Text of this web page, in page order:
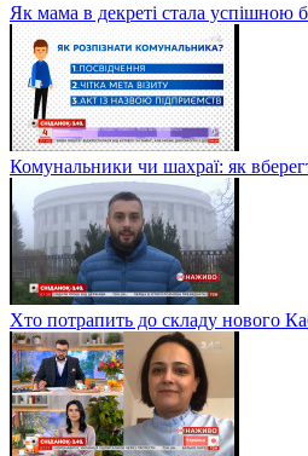
Як мама в декреті стала успішною
Комунальники чи шахраї: як
Хто потрапить до складу нового